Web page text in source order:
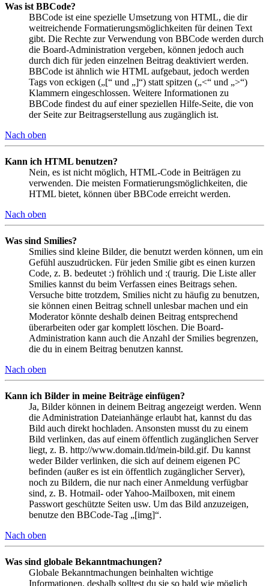
Was ist BBCode?
BBCode ist eine spezielle Umsetzung von HTML, die dir
weitreichende Formatierungsmöglichkeiten für deinen Text
gibt. Die Rechte zur Verwendung von BBCode werden durch
die Board-Administration vergeben, können jedoch auch
durch dich für jeden einzelnen Beitrag deaktiviert werden.
BBCode ist ähnlich wie HTML aufgebaut, jedoch werden
Tags von eckigen („[“ und „]“) statt spitzen („<“ und „>“)
Klammern eingeschlossen. Weitere Informationen zu
BBCode findest du auf einer speziellen Hilfe-Seite, die von
der Seite zur Beitragserstellung aus zugänglich ist.
Nach oben
Kann ich HTML benutzen?
Nein, es ist nicht möglich, HTML-Code in Beiträgen zu
verwenden. Die meisten Formatierungsmöglichkeiten, die
HTML bietet, können über BBCode erreicht werden.
Nach oben
Was sind Smilies?
Smilies sind kleine Bilder, die benutzt werden können, um ein
Gefühl auszudrücken. Für jeden Smilie gibt es einen kurzen
Code, z. B. bedeutet :) fröhlich und :( traurig. Die Liste aller
Smilies kannst du beim Verfassen eines Beitrags sehen.
Versuche bitte trotzdem, Smilies nicht zu häufig zu benutzen,
sie können einen Beitrag schnell unlesbar machen und ein
Moderator könnte deshalb deinen Beitrag entsprechend
überarbeiten oder gar komplett löschen. Die Board-
Administration kann auch die Anzahl der Smilies begrenzen,
die du in einem Beitrag benutzen kannst.
Nach oben
Kann ich Bilder in meine Beiträge einfügen?
Ja, Bilder können in deinem Beitrag angezeigt werden. Wenn
die Administration Dateianhänge erlaubt hat, kannst du das
Bild auch direkt hochladen. Ansonsten musst du zu einem
Bild verlinken, das auf einem öffentlich zugänglichen Server
liegt, z. B. http://www.domain.tld/mein-bild.gif. Du kannst
weder Bilder verlinken, die sich auf deinem eigenen PC
befinden (außer es ist ein öffentlich zugänglicher Server),
noch zu Bildern, die nur nach einer Anmeldung verfügbar
sind, z. B. Hotmail- oder Yahoo-Mailboxen, mit einem
Passwort geschützte Seiten usw. Um das Bild anzuzeigen,
benutze den BBCode-Tag „[img]“.
Nach oben
Was sind globale Bekanntmachungen?
Globale Bekanntmachungen beinhalten wichtige
Informationen, deshalb solltest du sie so bald wie möglich